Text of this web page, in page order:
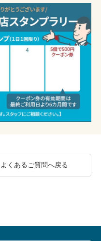
くあるご質問へ戻る